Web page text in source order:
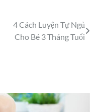
4 Cách Luyện Tự Ngủ
Cho Bé 3 Tháng Tuổi